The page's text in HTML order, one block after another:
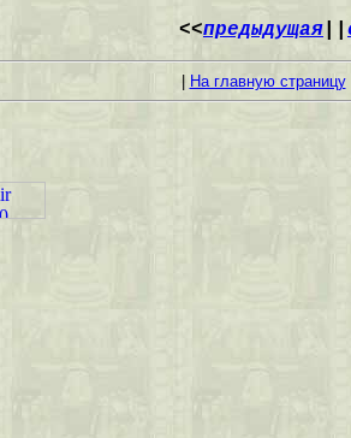
<<предыдущая
На главную страницу